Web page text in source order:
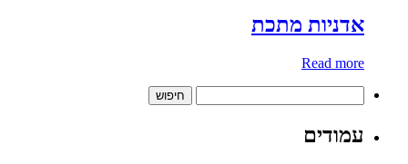
אדניות מתכת
Read more
עמודים